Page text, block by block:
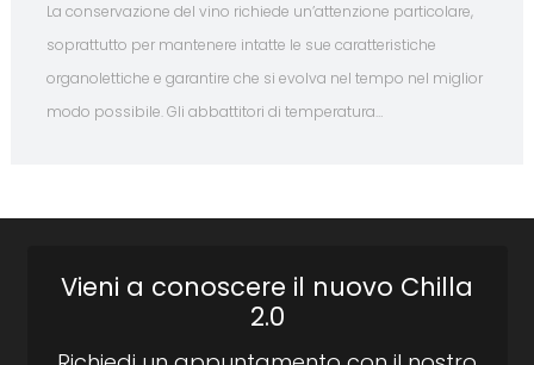
La conservazione del vino richiede un’attenzione particolare,
soprattutto per mantenere intatte le sue caratteristiche
organolettiche e garantire che si evolva nel tempo nel miglior
modo possibile. Gli abbattitori di temperatura…
Vieni a conoscere il nuovo Chilla
2.0